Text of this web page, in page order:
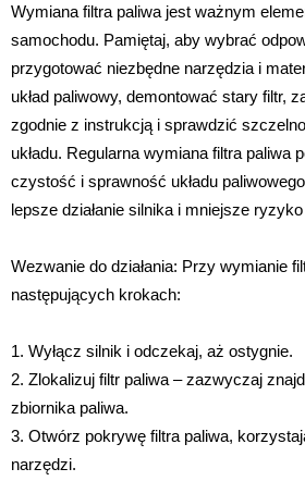
Wymiana filtra paliwa jest ważnym
samochodu. Pamiętaj, aby wybrać
przygotować niezbędne narzędzia i
układ paliwowy, demontować stary filtr,
zgodnie z instrukcją i sprawdzić
układu. Regularna wymiana filtra paliwa
czystość i sprawność układu
lepsze działanie silnika i mniejsze
Wezwanie do działania: Przy wymianie
następujących krokach:
1. Wyłącz silnik i odczekaj, aż ostygnie.
2. Zlokalizuj filtr paliwa – zazwyczaj
zbiornika paliwa.
3. Otwórz pokrywę filtra paliwa,
narzędzi.